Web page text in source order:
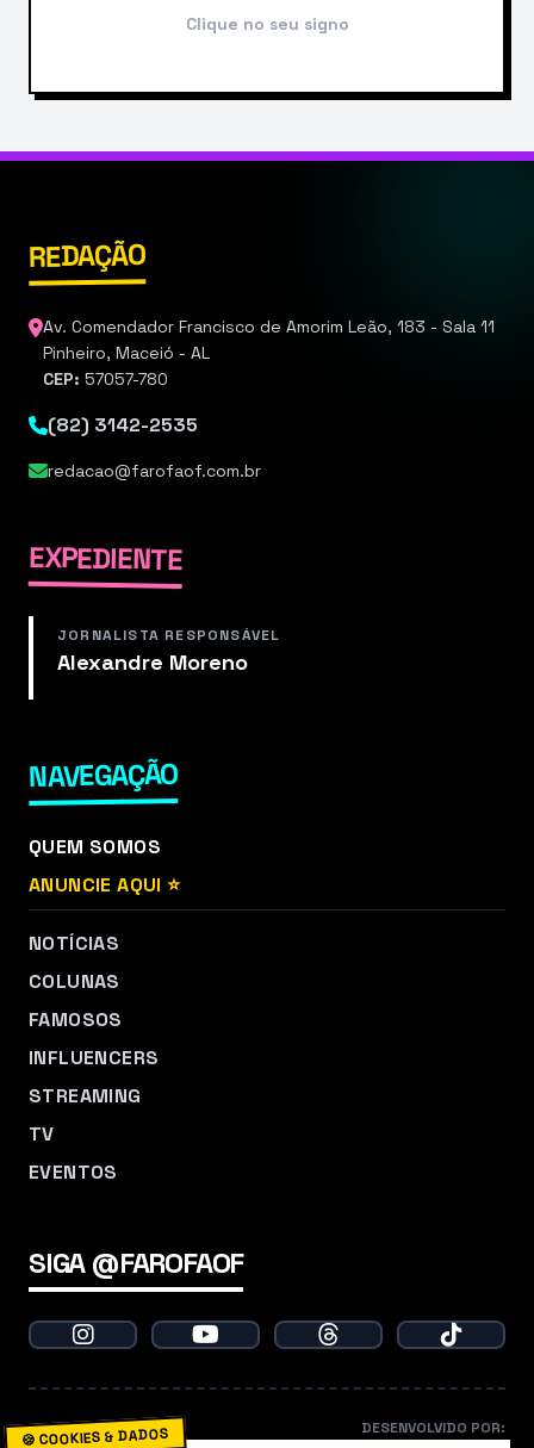
Clique no seu signo
REDAÇÃO
Av. Comendador Francisco de Amorim Leão, 183 - Sala 11
Pinheiro, Maceió - AL
CEP: 57057-780
(82) 3142-2535
redacao@farofaof.com.br
EXPEDIENTE
JORNALISTA RESPONSÁVEL
Alexandre Moreno
NAVEGAÇÃO
QUEM SOMOS
ANUNCIE AQUI ⭐
NOTÍCIAS
COLUNAS
FAMOSOS
INFLUENCERS
STREAMING
TV
EVENTOS
SIGA @FAROFAOF
DESENVOLVIDO POR:
🍪 COOKIES & DADOS